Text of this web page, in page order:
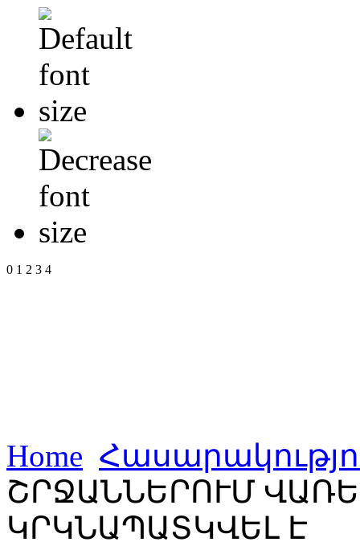
0 1 2 3 4
Home
ՇՐՋԱՆՆԵՐՈՒՄ
ԿՐԿՆԱՊԱՏԿՎԵԼ Է